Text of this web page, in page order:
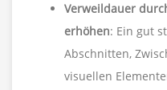
Verweildauer
erhöhen: Ein gut
Abschnitten,
visuellen